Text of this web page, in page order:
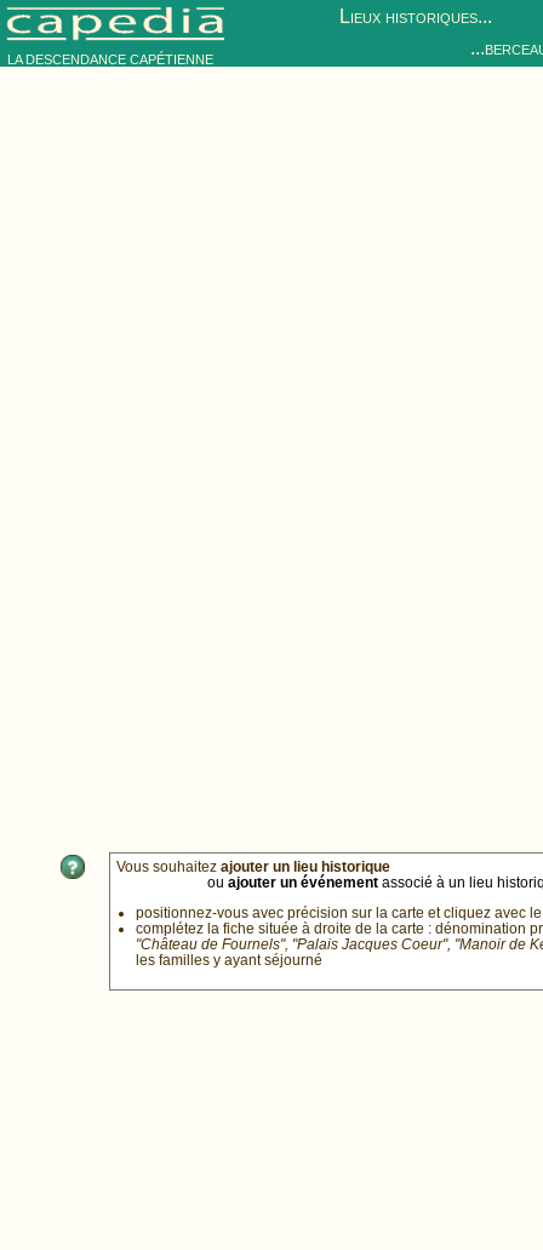
LA DESCENDANCE CAPÉTIENNE
Lieux historiques...
Vous souhaitez ajouter un lieu historique
ou ajouter un événement associé à un lieu
positionnez-vous avec précision sur la carte et cliquez avec
complétez la fiche située à droite de la carte : dénomination
"Château de Fournels", "Palais Jacques Coeur", "Manoir de
les familles y ayant séjourné